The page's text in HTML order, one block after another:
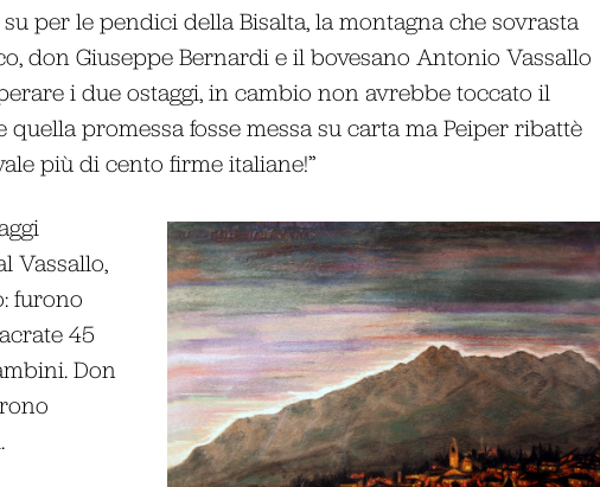
per le pendici della Bisalta, la montagna che sovrasta
don Giuseppe Bernardi e il bovesano Antonio Vassallo
i due ostaggi, in cambio non avrebbe toccato il
quella promessa fosse messa su carta ma Peiper ribattè
più di cento firme italiane!”
Vassallo,
furono
45
Don